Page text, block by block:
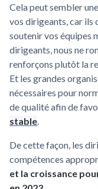
Cela peut sembler
vos dirigeants, car ils
soutenir vos équipes
dirigeants, nous ne
renforçons plutôt la
Et les grandes
nécessaires pour
de qualité afin de
stable.
De cette façon, les
compétences
et la croissance